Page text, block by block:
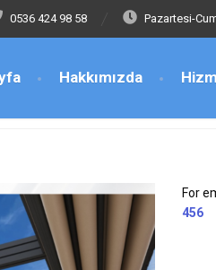
0536 424 98 58 Pazartesi-
Hakkımızda
For
456